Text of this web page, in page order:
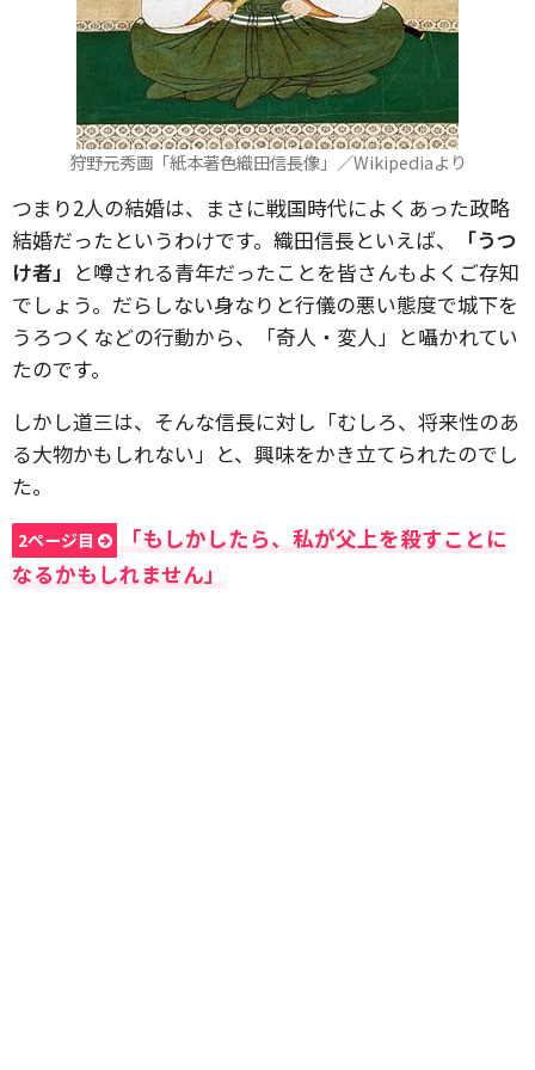
狩野元秀画「紙本著色織田信長像」／Wikipediaより
つまり2人の結婚は、まさに戦国時代によくあった政略
結婚だったというわけです。織田信長といえば、
「うつ
け者」 と噂される青年だったことを皆さんもよくご存知
でしょう。だらしない身なりと行儀の悪い態度で城下を
うろつくなどの行動から、「奇人・変人」と囁かれてい
たのです。
しかし道三は、そんな信長に対し「むしろ、将来性のあ
る大物かもしれない」と、興味をかき立てられたのでし
た。
2ページ目
「もしかしたら、私が父上を殺すことに
なるかもしれません」